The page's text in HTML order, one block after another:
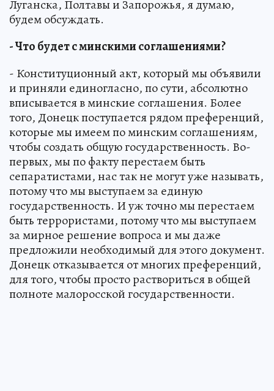
Луганска, Полтавы и Запорожья, я думаю,
будем обсуждать.
- Что будет с минскими соглашениями?
- Конституционный акт, который мы объявили
и приняли единогласно, по сути, абсолютно
вписывается в минские соглашения. Более
того, Донецк поступается рядом преференций,
которые мы имеем по минским соглашениям,
чтобы создать общую государственность. Во-
первых, мы по факту перестаем быть
сепаратистами, нас так не могут уже называть,
потому что мы выступаем за единую
государственность. И уж точно мы перестаем
быть террористами, потому что мы выступаем
за мирное решение вопроса и мы даже
предложили необходимый для этого документ.
Донецк отказывается от многих преференций,
для того, чтобы просто раствориться в общей
полноте малоросской государственности.